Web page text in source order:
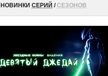
НОВИНКИ СЕРИЙ /СЕЗОНОВ